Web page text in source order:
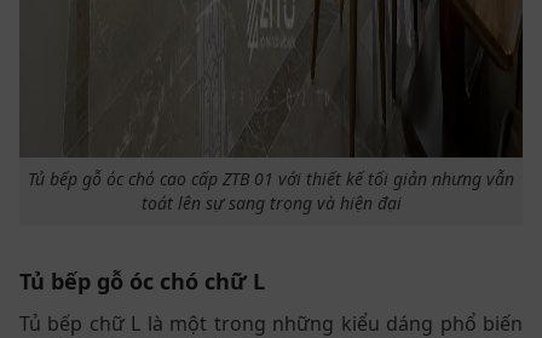
Tủ bếp gỗ óc chó cao cấp ZTB 01 với thiết kế tối giản nhưng vẫn
toát lên sự sang trọng và hiện đại
Tủ bếp gỗ óc chó chữ L
Tủ bếp chữ L là một trong những kiểu dáng phổ biến